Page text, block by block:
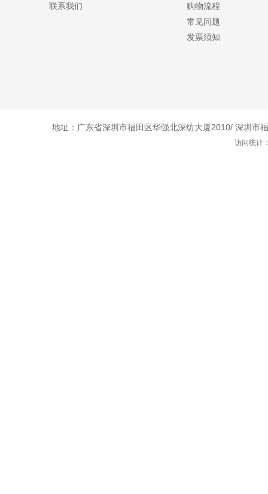
联系我们
购物流程
常见问题
发票须知
地址：广东省深圳市福田区华强北深纺大厦2010/ 深圳市
访问统计